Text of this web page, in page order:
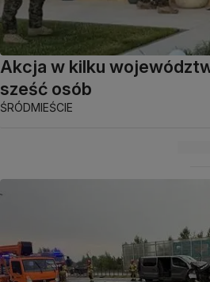
Akcja w kilku
sześć osób
ŚRÓDMIEŚCIE